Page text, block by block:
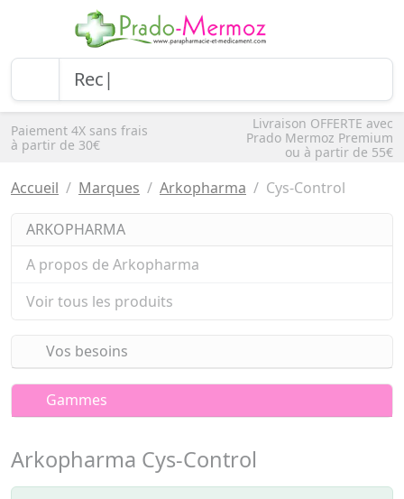
Paiement 4X sans frais
à partir de 30€
Livraison OFFERTE avec
Prado Mermoz Premium
ou à partir de 55€
Accueil Marques Arkopharma Cys-Control
ARKOPHARMA
A propos de Arkopharma
Voir tous les produits
Vos besoins
Gammes
Arkopharma Cys-Control